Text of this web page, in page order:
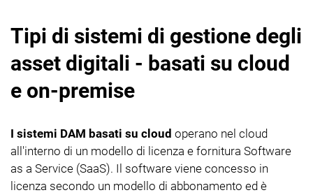
Tipi di sistemi di gestione degli
asset digitali - basati su cloud
e on-premise
I sistemi DAM basati su cloud operano nel cloud
all'interno di un modello di licenza e fornitura Software
as a Service (SaaS). Il software viene concesso in
licenza secondo un modello di abbonamento ed è